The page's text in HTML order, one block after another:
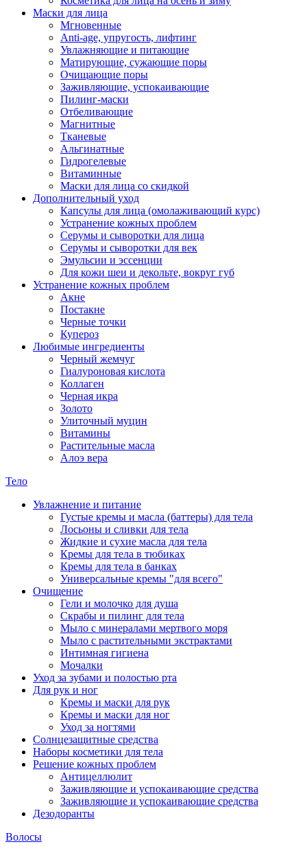
Маски для лица
Мгновенные
Anti-age, упругость, лифтинг
Увлажняющие и питающие
Матирующие, сужающие поры
Очищающие поры
Заживляющие, успокаивающие
Пилинг-маски
Отбеливающие
Магнитные
Тканевые
Альгинатные
Гидрогелевые
Витаминные
Маски для лица со скидкой
Дополнительный уход
Капсулы для лица (омолаживающий курс)
Устранение кожных проблем
Серумы и сыворотки для лица
Серумы и сыворотки для век
Эмульсии и эссенции
Для кожи шеи и декольте, вокруг губ
Устранение кожных проблем
Акне
Постакне
Черные точки
Купероз
Любимые ингредиенты
Черный жемчуг
Гиалуроновая кислота
Коллаген
Черная икра
Золото
Улиточный муцин
Витамины
Растительные масла
Алоэ вера
Тело
Увлажнение и питание
Густые кремы и масла (баттеры) для тела
Лосьоны и сливки для тела
Жидкие и сухие масла для тела
Кремы для тела в тюбиках
Кремы для тела в банках
Универсальные кремы "для всего"
Очищение
Гели и молочко для душа
Скрабы и пилинг для тела
Мыло с минералами мертвого моря
Мыло с растительными экстрактами
Интимная гигиена
Мочалки
Уход за зубами и полостью рта
Для рук и ног
Кремы и маски для рук
Кремы и маски для ног
Уход за ногтями
Солнцезащитные средства
Наборы косметики для тела
Решение кожных проблем
Антицеллюлит
Заживляющие и успокаивающие средства
Заживляющие и успокаивающие средства
Дезодоранты
Волосы